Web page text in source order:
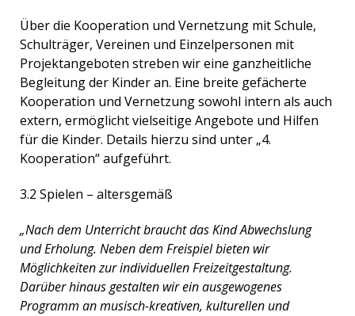
Über die Kooperation und Vernetzung mit Schule,
Schulträger, Vereinen und Einzelpersonen mit
Projektangeboten streben wir eine ganzheitliche
Begleitung der Kinder an. Eine breite gefächerte
Kooperation und Vernetzung sowohl intern als auch
extern, ermöglicht vielseitige Angebote und Hilfen
für die Kinder. Details hierzu sind unter „4.
Kooperation“ aufgeführt.
3.2 Spielen – altersgemäß
„Nach dem Unterricht braucht das Kind Abwechslung
und Erholung. Neben dem Freispiel bieten wir
Möglichkeiten zur individuellen Freizeitgestaltung.
Darüber hinaus gestalten wir ein ausgewogenes
Programm an musisch-kreativen, kulturellen und